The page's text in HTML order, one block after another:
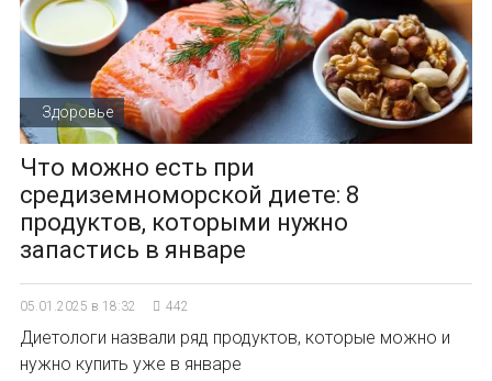
Здоровье
Что можно есть при
средиземноморской диете: 8
продуктов, которыми нужно
запастись в январе
05.01.2025 в 18:32 442
Диетологи назвали ряд продуктов, которые можно и
нужно купить уже в январе